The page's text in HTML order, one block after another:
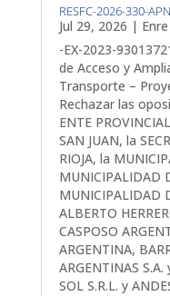
RESFC-2026-330-
Jul 29, 2026 | Enre
-EX-2023-
de Acceso y
Transporte –
Rechazar las
ENTE
SAN JUAN, la
RIOJA, la
MUNICIPALIDAD
MUNICIPALIDAD
ALBERTO
CASPOSO
ARGENTINA,
ARGENTINAS
SOL S.R.L. y